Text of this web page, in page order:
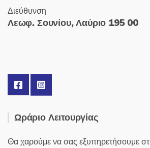
Διεύθυνση
Λεωφ. Σουνίου, Λαύριο 195 00
Ωράριο Λειτουργίας
Θα χαρούμε να σας εξυπηρετήσουμε